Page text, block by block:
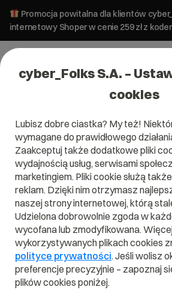
Promocja powitalna dla klientów
internetowy Shoper w cenie 259 zł z
Słownik IT - litera S
Zobacz nasze hasła w słowniku IT na
cyber_Folks S.A. –
cookies
Lubisz dobre ciastka? My też!
wymagane do prawidłowego
Zaakceptuj także dodatkowe pliki
wydajnością usług, serwisami
marketingiem. Pliki cookie służą
reklam. Dzięki nim otrzymasz
naszej strony internetowej, którą
Udzielona dobrowolnie zgoda w
wycofana lub zmodyfikowana.
wykorzystywanych plikach cookies
polityce prywatności. Jeśli wolisz
preferencje precyzyjnie – zapoznaj
plików cookies poniżej.